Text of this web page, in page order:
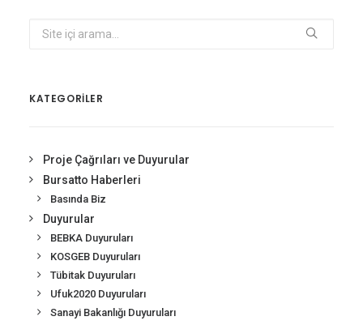
KATEGORİLER
Proje Çağrıları ve Duyurular
Bursatto Haberleri
Basında Biz
Duyurular
BEBKA Duyuruları
KOSGEB Duyuruları
Tübitak Duyuruları
Ufuk2020 Duyuruları
Sanayi Bakanlığı Duyuruları